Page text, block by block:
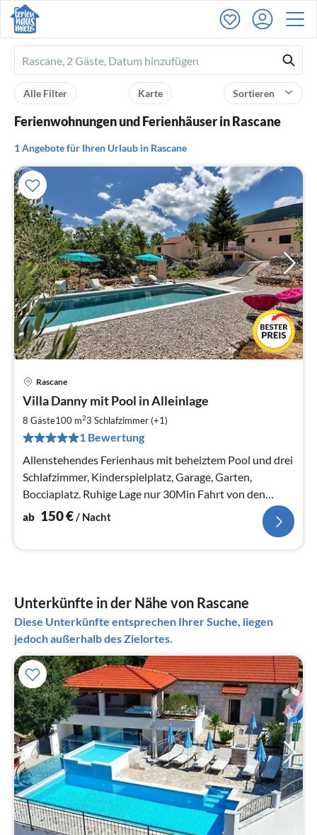
Ferienhausmiete
logo
Sortieren
Karte
Alle Filter
Ferienwohnungen und Ferienhäuser in Rascane
1 Angebote für Ihren Urlaub in Rascane
Rascane
Villa Danny mit Pool in Alleinlage
8 Gäste100 m23 Schlafzimmer (+1)
1 Bewertung
Allenstehendes Ferienhaus mit beheiztem Pool und drei
Schlafzimmer, Kinderspielplatz, Garage, Garten,
Bocciaplatz. Ruhige Lage nur 30Min Fahrt von den
Stränden der Makarska Riviera
ab 150€/ Nacht
Unterkünfte in der Nähe von Rascane
Diese Unterkünfte entsprechen Ihrer Suche, liegen
jedoch außerhalb des Zielortes.